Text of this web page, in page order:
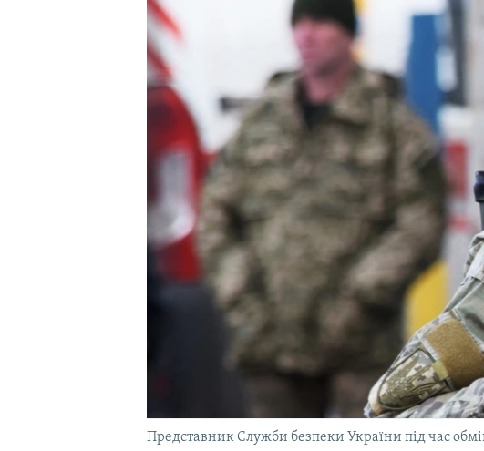
УКРАЇНСЬКА ПРОБЛЕМА КРИМУ
Представник Служби безпеки України під час